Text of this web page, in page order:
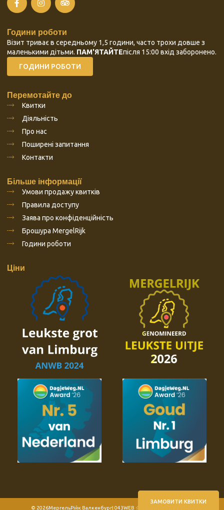
Години роботи
Візит триває в середньому 1,5 години, часто трохи довше з
маленькими дітьми. ПАМ'ЯТАЙТЕпісля 15:00 вхід заборонено.
ГОДИНИ РОБОТИ
Перемотайте до
Квитки
Діяльність
Про нас
Поширені запитання
Контакти
Більше інформації
Умови продажу квитків
Правила доступу
Заява про конфіденційність
Брошура MergelRijk
Години роботи
Ціни
© 2026МергельРійк Валкенбург| 043WEB ☆ Webdesign Maastricht
ЗАМОВИТИ КВИТКИ